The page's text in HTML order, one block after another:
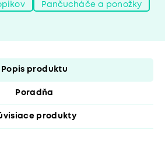
Pančucháče a ponožky
Popis produktu
Poradňa
produkty